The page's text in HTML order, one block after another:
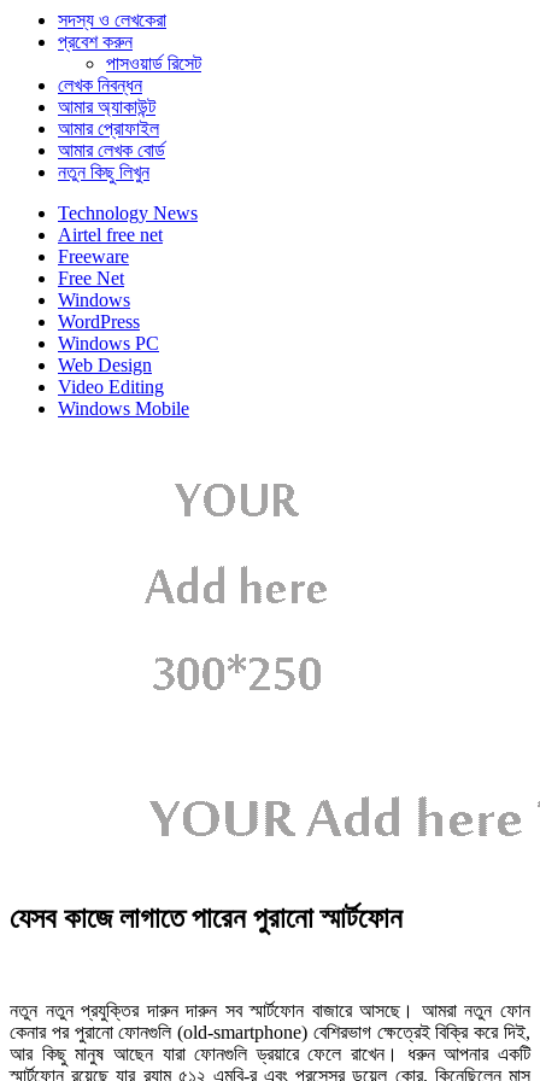
সদস্য ও লেখকেরা
প্রবেশ করুন
পাসওয়ার্ড রিসেট
লেখক নিবন্ধন
আমার অ্যাকাউন্ট
আমার প্রোফাইল
আমার লেখক বোর্ড
নতুন কিছু লিখুন
Technology News
Airtel free net
Freeware
Free Net
Windows
WordPress
Windows PC
Web Design
Video Editing
Windows Mobile
যেসব কাজে লাগাতে পারেন পুরানো স্মার্টফোন
নতুন নতুন প্রযুক্তির দারুন দারুন সব স্মার্টফোন বাজারে আসছে। আমরা নতুন ফোন
কেনার পর পুরানো ফোনগুলি (old-smartphone) বেশিরভাগ ক্ষেত্রেই বিক্রি করে দিই,
আর কিছু মানুষ আছেন যারা ফোনগুলি ড্রয়ারে ফেলে রাখেন। ধরুন আপনার একটি
স্মার্টফোন রয়েছে যার র‌্যাম ৫১২ এমবি-র এবং প্রসেসর ডুয়েল কোর, কিনেছিলেন মাস